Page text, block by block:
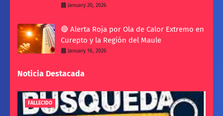
January 20, 2026
🔴 Alerta Roja por Ola de Calor Extremo en
Curepto y la Región del Maule
January 16, 2026
Noticia Destacada
FALLECIDO